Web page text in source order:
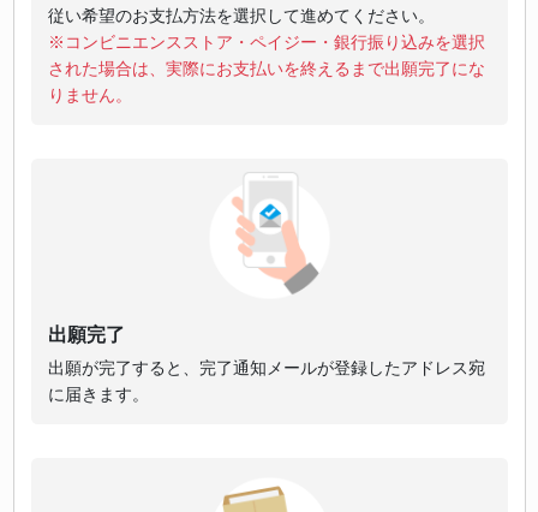
従い希望のお支払方法を選択して進めてください。
※コンビニエンスストア・ペイジー・銀行振り込みを選択
された場合は、実際にお支払いを終えるまで出願完了にな
りません。
出願完了
出願が完了すると、完了通知メールが登録したアドレス宛
に届きます。